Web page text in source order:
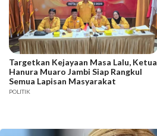
Targetkan Kejayaan Masa Lalu, Ketua
Hanura Muaro Jambi Siap Rangkul
Semua Lapisan Masyarakat
POLITIK